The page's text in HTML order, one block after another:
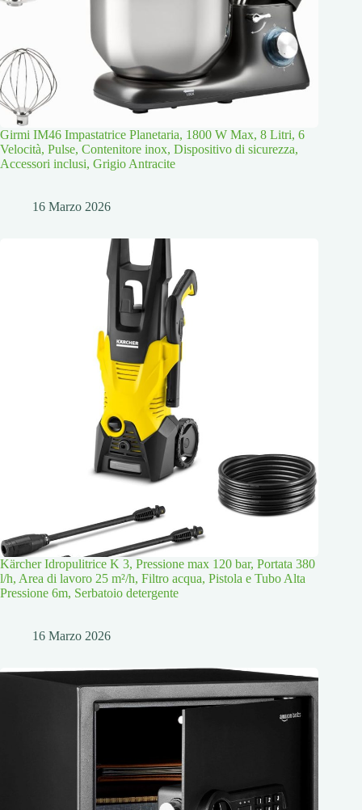
Girmi IM46 Impastatrice Planetaria, 1800 W Max, 8 Litri, 6
Velocità, Pulse, Contenitore inox, Dispositivo di sicurezza,
Accessori inclusi, Grigio Antracite
16 Marzo 2026
Kärcher Idropulitrice K 3, Pressione max 120 bar, Portata 380
l/h, Area di lavoro 25 m²/h, Filtro acqua, Pistola e Tubo Alta
Pressione 6m, Serbatoio detergente
16 Marzo 2026